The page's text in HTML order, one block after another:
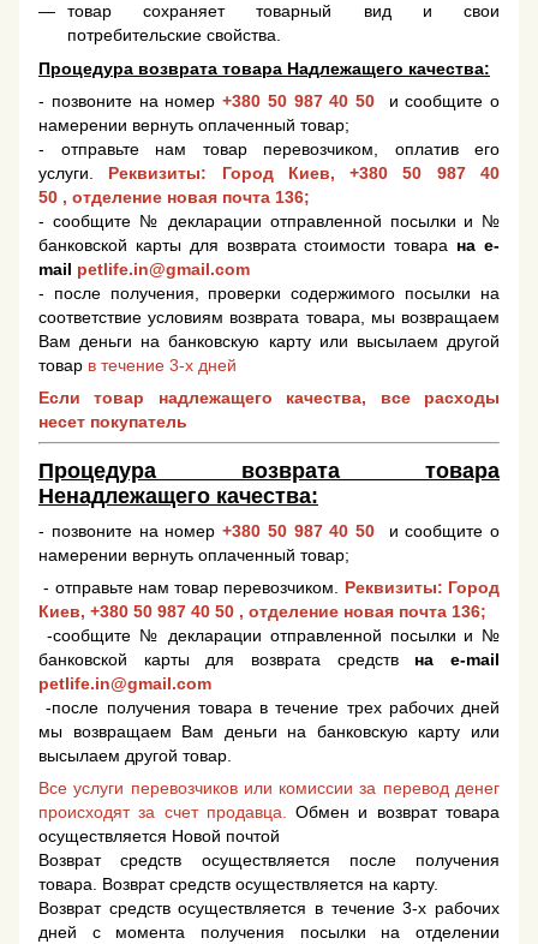
товар сохраняет товарный вид и свои
потребительские свойства.
Процедура возврата товара Надлежащего качества:
- позвоните на номер +380 50 987 40 50
и сообщите о
намерении вернуть оплаченный товар;
- отправьте нам товар перевозчиком, оплатив его
услуги. Реквизиты: Город Киев,+380 50 987 40
50 , отделение новая почта 136;
- сообщите № декларации отправленной посылки и №
банковской карты для возврата стоимости товара на e-
mail petlife.in@gmail.com
- после получения, проверки содержимого посылки на
соответствие условиям возврата товара, мы возвращаем
Вам деньги на банковскую карту или высылаем другой
товар в течение 3-х дней
Если товар надлежащего качества, все расходы
несет покупатель
Процедура возврата товара
Ненадлежащего качества:
- позвоните на номер +380 50 987 40 50
и сообщите о
намерении вернуть оплаченный товар;
- отправьте нам товар перевозчиком. Реквизиты: Город
Киев, +380 50 987 40 50 , отделение новая почта 136;
-сообщите № декларации отправленной посылки и №
банковской карты для возврата средств на e-mail
petlife.in@gmail.com
-после получения товара в течение трех рабочих дней
мы возвращаем Вам деньги на банковскую карту или
высылаем другой товар.
Все услуги перевозчиков или комиссии за перевод денег
происходят за счет продавца.Обмен и возврат товара
осуществляется Новой почтой
Возврат средств осуществляется после получения
товара. Возврат средств осуществляется на карту.
Возврат средств осуществляется в течение 3-х рабочих
дней с момента получения посылки на отделении